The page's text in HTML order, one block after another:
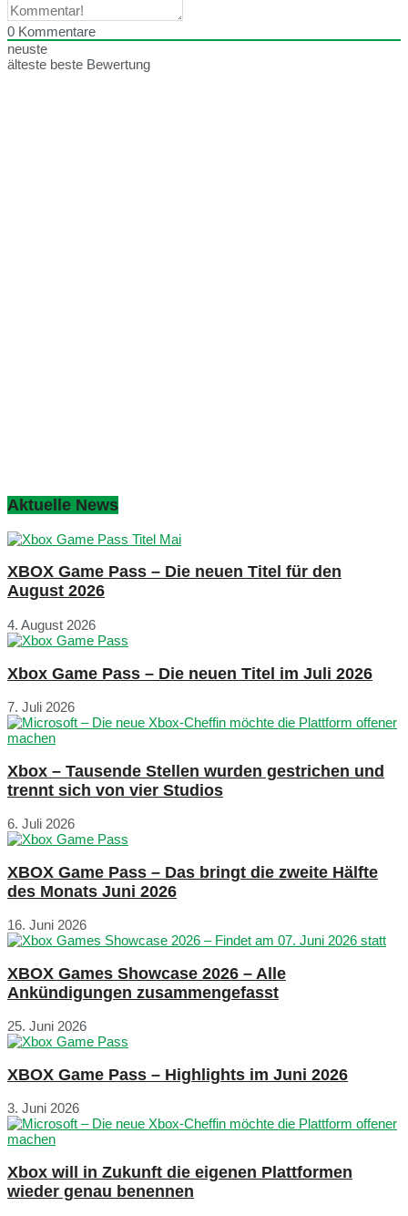
0 Kommentare
neuste
älteste beste Bewertung
Aktuelle News
XBOX Game Pass – Die neuen Titel für den
August 2026
4. August 2026
Xbox Game Pass – Die neuen Titel im Juli 2026
7. Juli 2026
Xbox – Tausende Stellen wurden gestrichen und
trennt sich von vier Studios
6. Juli 2026
XBOX Game Pass – Das bringt die zweite Hälfte
des Monats Juni 2026
16. Juni 2026
XBOX Games Showcase 2026 – Alle
Ankündigungen zusammengefasst
25. Juni 2026
XBOX Game Pass – Highlights im Juni 2026
3. Juni 2026
Xbox will in Zukunft die eigenen Plattformen
wieder genau benennen